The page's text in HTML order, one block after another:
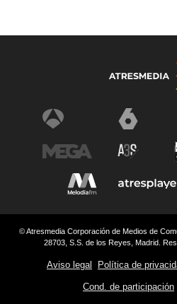
© Atresmedia Corporación de Medios de
28703, S.S. de los Reyes, Madrid.
Aviso legal Política de
Cond. de participación